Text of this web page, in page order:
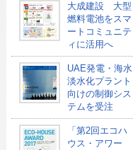
大成建設 大型
燃料電池をスマ
ートコミュニテ
ィに活用へ
UAE発電・海水
淡水化プラント
向けの制御シス
テムを受注
「第2回エコハ
ウス・アワー